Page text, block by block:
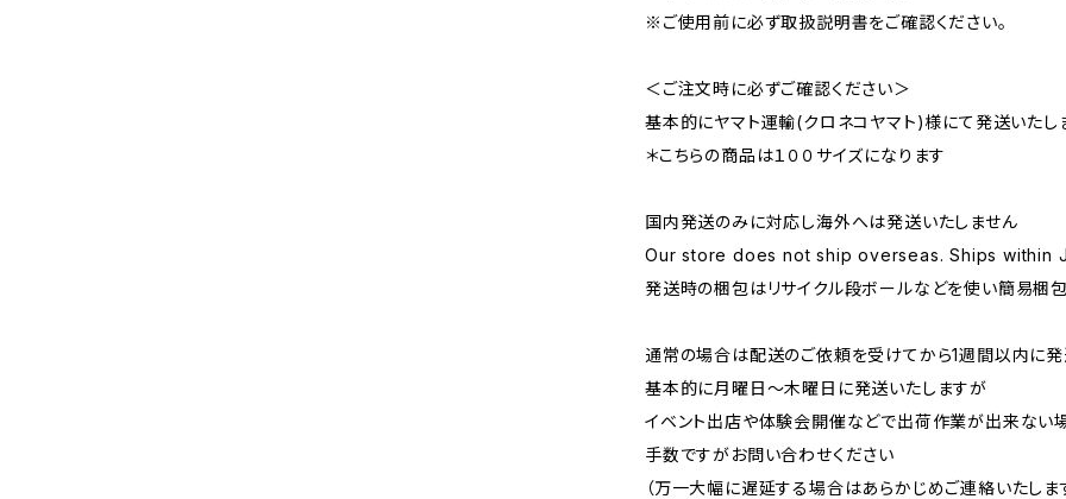
※ご使用前に必ず取扱説明書をご確認ください。
＜ご注文時に必ずご確認ください＞
基本的にヤマト運輸(クロネコヤマト)様にて発送いたし
＊こちらの商品は１００サイズになります
国内発送のみに対応し海外へは発送いたしません
Our store does not ship overseas. Ships within
発送時の梱包はリサイクル段ボールなどを使い簡易梱
通常の場合は配送のご依頼を受けてから1週間以内に発
基本的に月曜日〜木曜日に発送いたしますが
イベント出店や体験会開催などで出荷作業が出来ない
手数ですがお問い合わせください
（万一大幅に遅延する場合はあらかじめご連絡いたしま